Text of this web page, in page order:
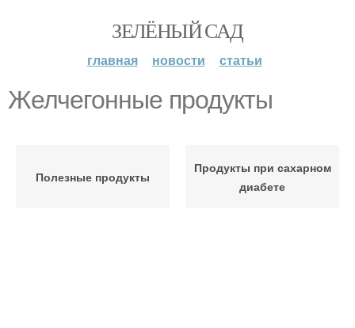
ЗЕЛЁНЫЙ САД
главная новости статьи
Желчегонные продукты
Полезные продукты
Продукты при сахарном
диабете